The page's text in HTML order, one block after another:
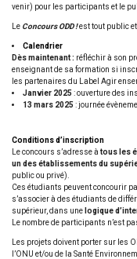
venir) pour les participants et le
Le Concours ODD !est tout public
Calendrier
Dès maintenant : réfléchir à son
enseignant de sa formation si
les partenaires du Label Agir
Janvier 2025: ouverture des
13 mars 2025: journée
Conditions d’inscription
Le concours s’adresse à tous les
un des établissements du
public ou privé).
Ces étudiants peuvent concourir
s’associer à des étudiants de
supérieur, dans une logique
Le nombre de participants n’est
Les projets doivent porter sur les
l’ONU et/ou de la Santé